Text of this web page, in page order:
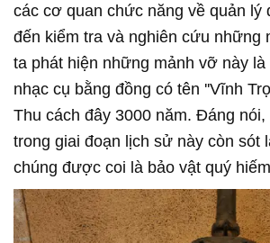
các cơ quan chức năng về quản lý
đến kiểm tra và nghiên cứu những
ta phát hiện những mảnh vỡ này
nhạc cụ bằng đồng có tên ''Vĩnh
Thu cách đây 3000 năm. Đáng
trong giai đoạn lịch sử này còn sót
chúng được coi là bảo vật quý